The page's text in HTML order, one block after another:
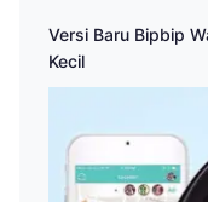
Versi Baru Bipbip
Kecil